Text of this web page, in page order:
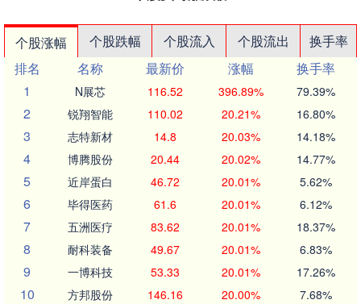
个股涨幅 个股跌幅 个股流入 个股流出
换手率
排名
名称 最新价 涨幅
换手率
1
N展芯 116.52 396.89% 79.39%
2 锐翔智能 110.02 20.21% 16.80%
3 志特新材 14.8 20.03% 14.18%
4 博腾股份 20.44 20.02% 14.77%
5 近岸蛋白 46.72 20.01% 5.62%
6 毕得医药 61.6 20.01% 6.12%
7 五洲医疗 83.62 20.01% 18.37%
8 耐科装备 49.67 20.01% 6.83%
9 一博科技 53.33 20.01% 17.26%
10 方邦股份 146.16 20.00% 7.68%